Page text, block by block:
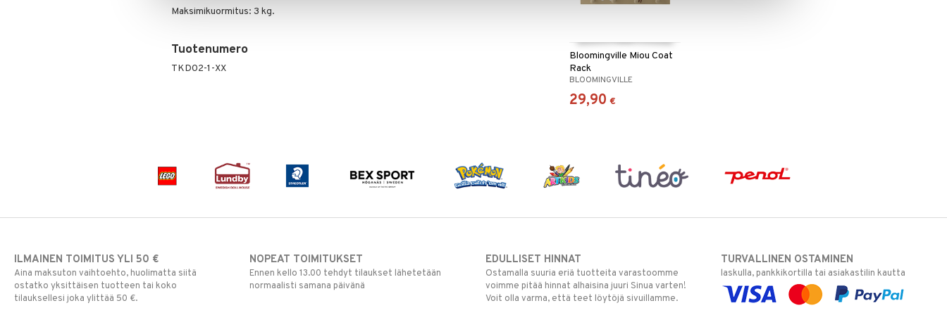
Maksimikuormitus: 3 kg.
Tuotenumero
TKD02-1-XX
Bloomingville Miou Coat
Rack
BLOOMINGVILLE
29,90 €
ILMAINEN TOIMITUS YLI 50 €
Aina maksuton vaihtoehto, huolimatta siitä
ostatko yksittäisen tuotteen tai koko
tilauksellesi joka ylittää 50 €.
NOPEAT TOIMITUKSET
Ennen kello 13.00 tehdyt tilaukset lähetetään
normaalisti samana päivänä
EDULLISET HINNAT
Ostamalla suuria eriä tuotteita varastoomme
voimme pitää hinnat alhaisina juuri Sinua varten!
Voit olla varma, että teet löytöjä sivuillamme.
TURVALLINEN OSTAMINEN
laskulla, pankkikortilla tai asiakastilin kautta